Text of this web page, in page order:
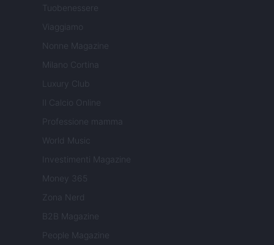
Tuobenessere
Viaggiamo
Nonne Magazine
Milano Cortina
Luxury Club
Il Calcio Online
Professione mamma
World Music
Investimenti Magazine
Money 365
Zona Nerd
B2B Magazine
People Magazine